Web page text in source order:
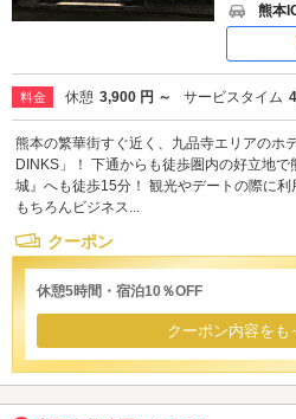
熊本
料金 休憩 3,900 円 ～ サービスタイム
熊本の繁華街すぐ近く、九品寺エリアのホ
DINKS」！ 下通からも徒歩圏内の好立地
城』へも徒歩15分！ 観光やデートの際に
もちろんビジネス...
クーポン
休憩5時間・宿泊10％OFF
クーポン内容をも